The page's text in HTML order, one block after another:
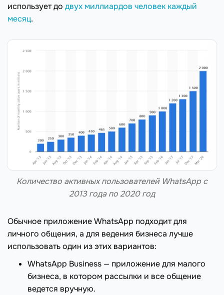
использует до двух миллиардов человек каждый
месяц.
Количество активных пользователей WhatsApp с
2013 года по 2020 год
Обычное приложение WhatsApp подходит для
личного общения, а для ведения бизнеса лучше
использовать один из этих вариантов:
WhatsApp Business — приложение для малого
бизнеса, в котором рассылки и все общение
ведется вручную.